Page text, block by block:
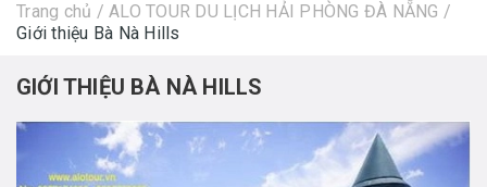
Trang chủ / ALO TOUR DU LỊCH HẢI PHÒNG ĐÀ NẴNG /
Giới thiệu Bà Nà Hills
GIỚI THIỆU BÀ NÀ HILLS